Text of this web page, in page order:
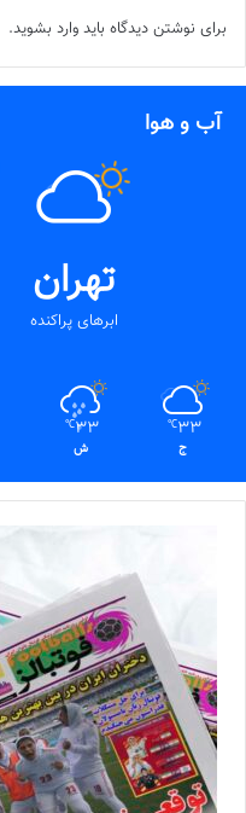
برای نوشتن دیدگاه باید وارد بشوید.
آب و هوا
تهران
ابرهای پراکنده
33
℃
ج
33
℃
ش